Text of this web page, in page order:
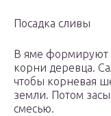
Посадка сливы
В яме формируют
корни деревца.
чтобы корневая
земли. Потом
смесью.